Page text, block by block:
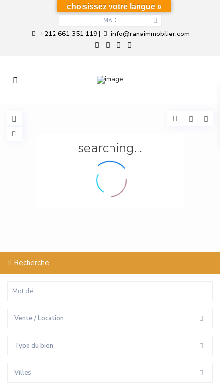
MAD
+212 661 351 119| info@ranaimmobilier.com
searching...
Recherche
Vente / Location
Type du bien
Villes
choisissez votre langue »